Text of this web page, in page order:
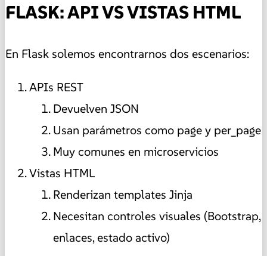
FLASK: API VS VISTAS HTML
En Flask solemos encontrarnos dos escenarios:
APIs REST
Devuelven JSON
Usan parámetros como page y per_page
Muy comunes en microservicios
Vistas HTML
Renderizan templates Jinja
Necesitan controles visuales (Bootstrap,
enlaces, estado activo)